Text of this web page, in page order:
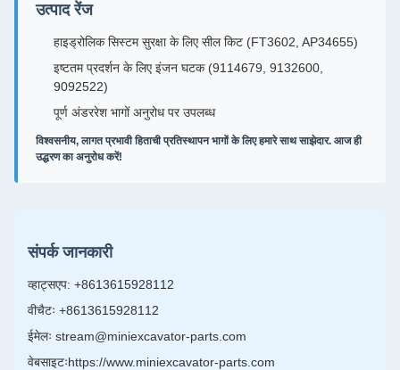
उत्पाद रेंज
हाइड्रोलिक सिस्टम सुरक्षा के लिए सील किट (FT3602, AP34655)
इष्टतम प्रदर्शन के लिए इंजन घटक (9114679, 9132600,
9092522)
पूर्ण अंडररेश भागों अनुरोध पर उपलब्ध
विश्वसनीय, लागत प्रभावी हिताची प्रतिस्थापन भागों के लिए हमारे साथ साझेदार. आज ही
उद्धरण का अनुरोध करें!
संपर्क जानकारी
व्हाट्सएप: +8613615928112
वीचैटः +8613615928112
ईमेलः stream@miniexcavator-parts.com
वेबसाइटःhttps://www.miniexcavator-parts.com